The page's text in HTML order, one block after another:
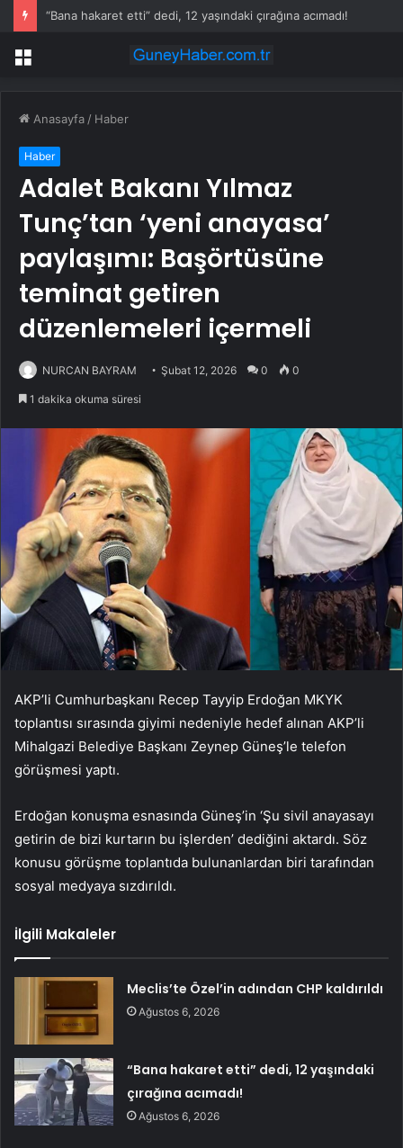
“Bana hakaret etti” dedi, 12 yaşındaki çırağına acımadı!
Menü
Anasayfa / Haber
Haber
Adalet Bakanı Yılmaz
Tunç’tan ‘yeni anayasa’
paylaşımı: Başörtüsüne
teminat getiren
düzenlemeleri içermeli
NURCAN BAYRAM Şubat 12, 2026 0 0
1 dakika okuma süresi
AKP’li Cumhurbaşkanı Recep Tayyip Erdoğan MKYK
toplantısı sırasında giyimi nedeniyle hedef alınan AKP’li
Mihalgazi Belediye Başkanı Zeynep Güneş’le telefon
görüşmesi yaptı.
Erdoğan konuşma esnasında Güneş’in ‘Şu sivil anayasayı
getirin de bizi kurtarın bu işlerden’ dediğini aktardı. Söz
konusu görüşme toplantıda bulunanlardan biri tarafından
sosyal medyaya sızdırıldı.
İlgili Makaleler
Meclis’te Özel’in adından CHP kaldırıldı
Ağustos 6, 2026
“Bana hakaret etti” dedi, 12 yaşındaki
çırağına acımadı!
Ağustos 6, 2026